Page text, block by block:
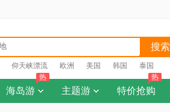
搜索
仰天峡漂流 欧洲 美国 韩国 泰国
海岛游
热
主题游 特价抢购
热